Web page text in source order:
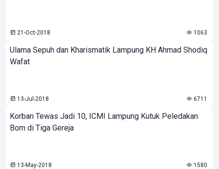
21-Oct-2018 1063
Ulama Sepuh dan Kharismatik Lampung KH Ahmad Shodiq
Wafat
13-Jul-2018 6711
Korban Tewas Jadi 10, ICMI Lampung Kutuk Peledakan
Bom di Tiga Gereja
13-May-2018 1580